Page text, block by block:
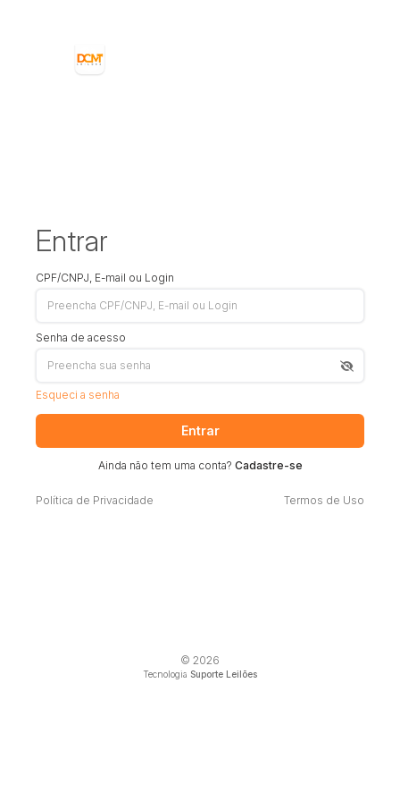
Entrar
CPF/CNPJ, E-mail ou Login
Senha de acesso
Esqueci a senha
Entrar
Ainda não tem uma conta? Cadastre-se
Política de Privacidade Termos de Uso
© 2026
Tecnologia Suporte Leilões